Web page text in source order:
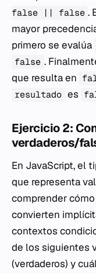
false || false .
mayor
primero se evalúa
false .
que resulta en
resultado es
Ejercicio 2:
verdaderos/
En JavaScript, el
que representa
comprender
convierten
contextos
de los siguientes
(verdaderos) y